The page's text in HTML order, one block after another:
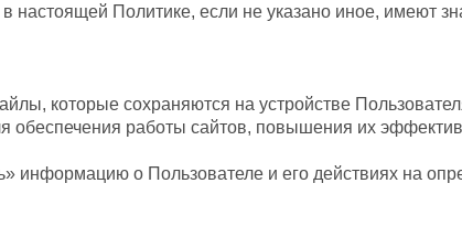
настоящей Политике, если не указано иное, имеют
которые сохраняются на устройстве
работы сайтов, повышения их
информацию о Пользователе и его действиях на